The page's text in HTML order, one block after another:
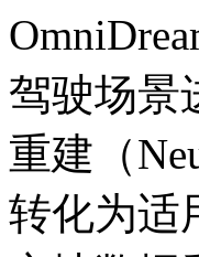
驾驶场景
重建（
转化为适